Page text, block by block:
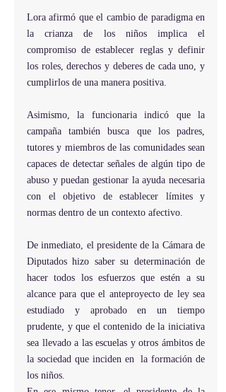
Lora afirmó que el cambio de paradigma en
la crianza de los niños implica el
compromiso de establecer reglas y definir
los roles, derechos y deberes de cada uno, y
cumplirlos de una manera positiva.
Asimismo, la funcionaria indicó que la
campaña también busca que los padres,
tutores y miembros de las comunidades sean
capaces de detectar señales de algún tipo de
abuso y puedan gestionar la ayuda necesaria
con el objetivo de establecer límites y
normas dentro de un contexto afectivo.
De inmediato, el presidente de la Cámara de
Diputados hizo saber su determinación de
hacer todos los esfuerzos que estén a su
alcance para que el anteproyecto de ley sea
estudiado y aprobado en un tiempo
prudente, y que el contenido de la iniciativa
sea llevado a las escuelas y otros ámbitos de
la sociedad que inciden en  la formación de
los niños.